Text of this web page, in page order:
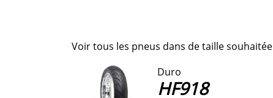
Voir tous les pneus dans de taille souhaitée
Duro
HF918